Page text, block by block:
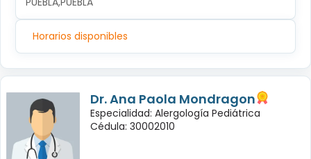
Horarios disponibles
Dr. Ana Paola Mondragon
Especialidad: Alergología Pediátrica
Cédula: 30002010